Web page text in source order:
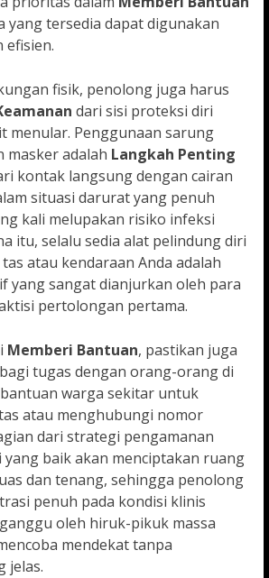
yang tersedia dapat digunakan
efisien.
fisik, penolong juga harus
dari sisi proteksi diri
menular. Penggunaan sarung
masker adalah Langkah Penting
kontak langsung dengan cairan
situasi darurat yang penuh
kali melupakan risiko infeksi
itu, selalu sedia alat pelindung diri
atau kendaraan Anda adalah
yang sangat dianjurkan oleh para
pertolongan pertama.
Memberi Bantuan, pastikan juga
tugas dengan orang-orang di
warga sekitar untuk
atau menghubungi nomor
dari strategi pengamanan
yang baik akan menciptakan ruang
dan tenang, sehingga penolong
penuh pada kondisi klinis
oleh hiruk-pikuk massa
mendekat tanpa
jelas.